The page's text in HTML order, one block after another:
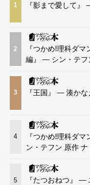
1 『影まで愛して
2
『つかめ!理科ダ
編』 — シン・テフ
3 『王国』 — 湊かな
4
『つかめ!理科ダ
ン・テフン 原作
5
『たつおねつ』 —